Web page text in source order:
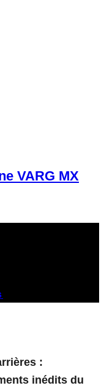
VARG MX
:
inédits du